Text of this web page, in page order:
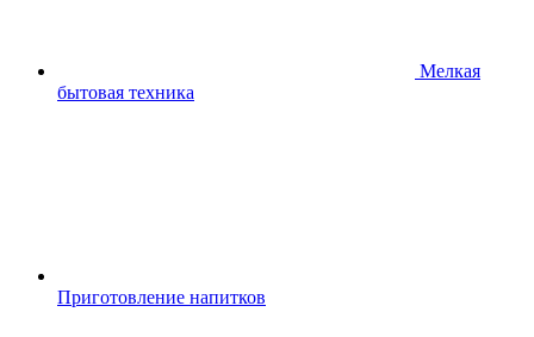
Мелкая
бытовая техника
Приготовление напитков